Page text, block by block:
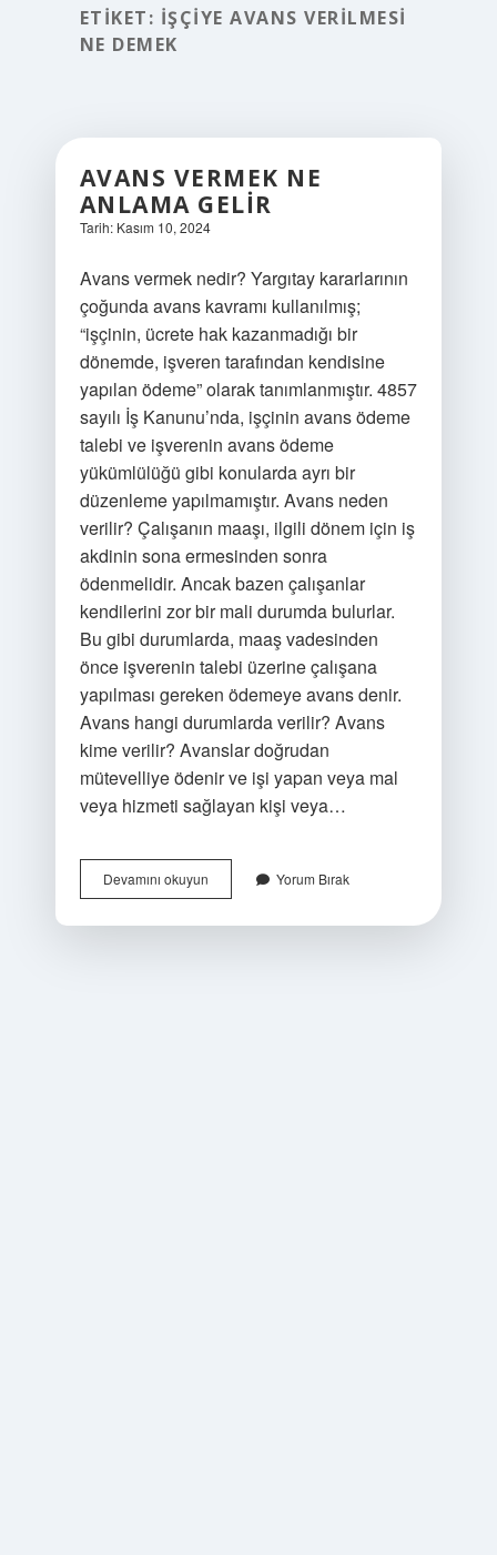
ETIKET: İŞÇIYE AVANS VERILMESI
NE DEMEK
AVANS VERMEK NE
ANLAMA GELIR
Tarih: Kasım 10, 2024
Avans vermek nedir? Yargıtay kararlarının
çoğunda avans kavramı kullanılmış;
“işçinin, ücrete hak kazanmadığı bir
dönemde, işveren tarafından kendisine
yapılan ödeme” olarak tanımlanmıştır. 4857
sayılı İş Kanunu’nda, işçinin avans ödeme
talebi ve işverenin avans ödeme
yükümlülüğü gibi konularda ayrı bir
düzenleme yapılmamıştır. Avans neden
verilir? Çalışanın maaşı, ilgili dönem için iş
akdinin sona ermesinden sonra
ödenmelidir. Ancak bazen çalışanlar
kendilerini zor bir mali durumda bulurlar.
Bu gibi durumlarda, maaş vadesinden
önce işverenin talebi üzerine çalışana
yapılması gereken ödemeye avans denir.
Avans hangi durumlarda verilir? Avans
kime verilir? Avanslar doğrudan
mütevelliye ödenir ve işi yapan veya mal
veya hizmeti sağlayan kişi veya…
Devamını okuyunAvans
Vermek
Yorum Bırak